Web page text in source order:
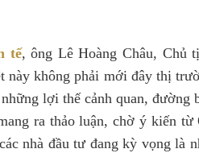
tế, ông Lê Hoàng Châu, Chủ
này không phải mới đây thị
lợi thế cảnh quan, đường
ra thảo luận, chờ ý kiến từ
nhà đầu tư đang kỳ vọng là